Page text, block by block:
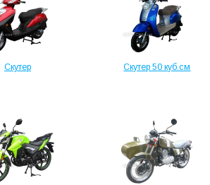
Скутер Скутер 50 куб.см